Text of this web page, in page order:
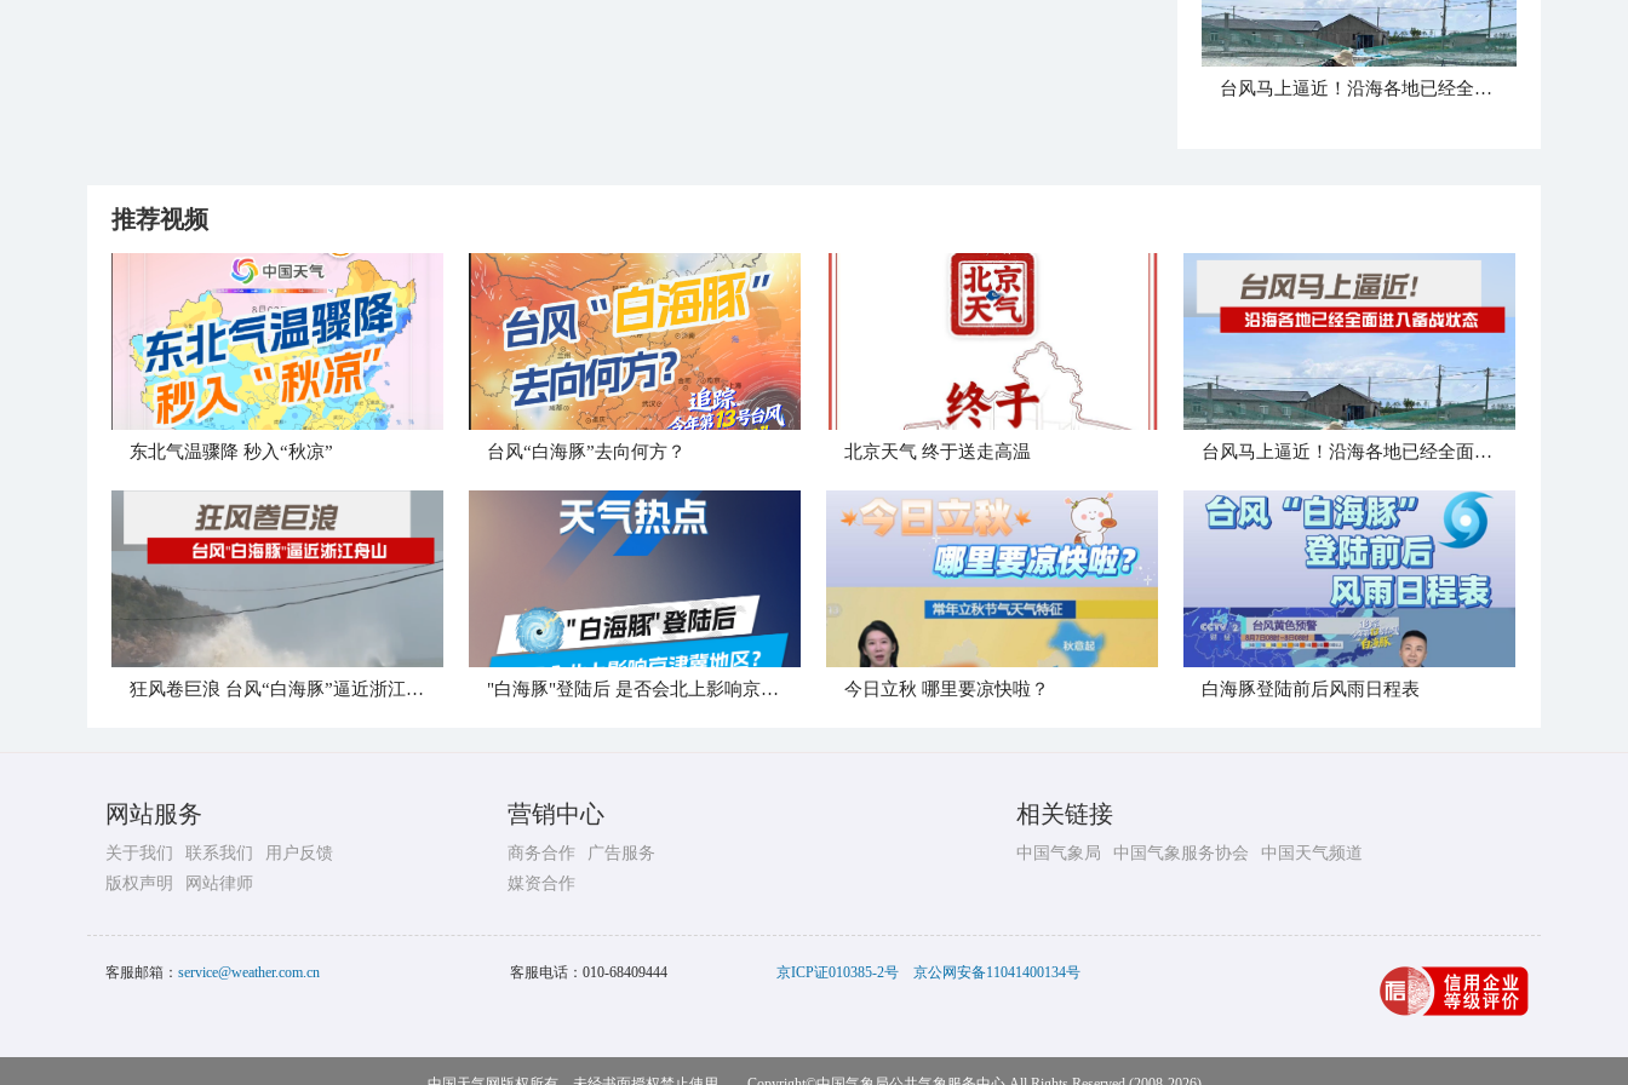
台风马上逼近！沿海各地已经全面进入备战状态
推荐视频
东北气温骤降 秒入“秋凉” 台风“白海豚”去向何方？ 北京天气 终于送走高温 台风马上逼近！沿海各地已经全面进入备战状态
狂风卷巨浪 台风“白海豚”逼近浙江舟山 "白海豚"登陆后 是否会北上影响京津冀地区？ 今日立秋 哪里要凉快啦？ 白海豚登陆前后风雨日程表
网站服务
关于我们 联系我们
用户反馈
版权声明
网站律师
营销中心
商务合作
广告服务
媒资合作
相关链接
中国气象局 中国气象服务协会 中国天气频道
客服邮箱： service@weather.com.cn 客服电话： 010-68409444 京ICP证010385-2号 京公网安备11041400134号